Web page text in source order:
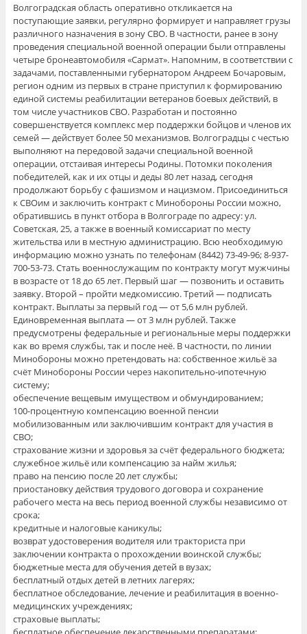
Волгоградская область оперативно откликается на
поступающие заявки, регулярно формирует и направляет грузы
различного назначения в зону СВО. В частности, ранее в зону
проведения специальной военной операции были отправлены
четыре бронеавтомобиля «Сармат». Напомним, в соответствии с
задачами, поставленными губернатором Андреем Бочаровым,
регион одним из первых в стране приступил к формированию
единой системы реабилитации ветеранов боевых действий, в
том числе участников СВО. Разработан и постоянно
совершенствуется комплекс мер поддержки бойцов и членов их
семей — действует более 50 механизмов. Волгоградцы с честью
выполняют на передовой задачи специальной военной
операции, отстаивая интересы Родины. Потомки поколения
победителей, как и их отцы и деды 80 лет назад, сегодня
продолжают борьбу с фашизмом и нацизмом. Присоединиться
к СВОим и заключить контракт с Минобороны России можно,
обратившись в пункт отбора в Волгограде по адресу: ул.
Советская, 25, а также в военный комиссариат по месту
жительства или в местную администрацию. Всю необходимую
информацию можно узнать по телефонам (8442) 73-49-96; 8-937-
700-53-73. Стать военнослужащим по контракту могут мужчины
в возрасте от 18 до 65 лет. Первый шаг — позвонить и оставить
заявку. Второй – пройти медкомиссию. Третий — подписать
контракт. Выплаты за первый год — от 5,6 млн рублей.
Единовременная выплата — от 3 млн рублей. Также
предусмотрены федеральные и региональные меры поддержки
как во время службы, так и после неё. В частности, по линии
Минобороны можно претендовать на: собственное жильё за
счёт Минобороны России через накопительно-ипотечную
систему;
обеспечение вещевым имуществом и обмундированием;
100-процентную компенсацию военной пенсии
мобилизованным или заключившим контракт для участия в
СВО;
страхование жизни и здоровья за счёт федерального бюджета;
служебное жильё или компенсацию за найм жилья;
право на пенсию после 20 лет службы;
приостановку действия трудового договора и сохранение
рабочего места на весь период военной службы независимо от
срока;
кредитные и налоговые каникулы;
возврат удостоверения водителя или тракториста при
заключении контракта о прохождении воинской службы;
бюджетные места для обучения детей в вузах;
бесплатный отдых детей в летних лагерях;
бесплатное обследование, лечение и реабилитация в военно-
медицинских учреждениях;
страховые выплаты;